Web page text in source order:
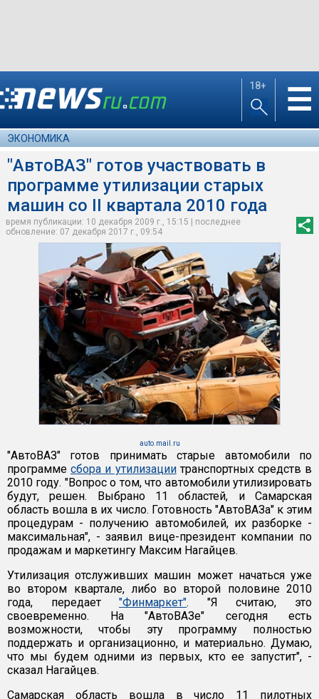
18+ ☰
ЭКОНОМИКА
"АвтоВАЗ" готов участвовать в
программе утилизации старых
машин со II квартала 2010 года
время публикации: 10 декабря 2009 г., 15:15 | последнее
обновление: 07 декабря 2017 г., 09:54
auto.mail.ru
"АвтоВАЗ" готов принимать старые автомобили по
программесбора и утилизациитранспортных средств в
2010 году. "Вопрос о том, что автомобили утилизировать
будут, решен. Выбрано 11 областей, и Самарская
область вошла в их число. Готовность "АвтоВАЗа" к этим
процедурам - получению автомобилей, их разборке -
максимальная", - заявил вице-президент компании по
продажам и маркетингу Максим Нагайцев.
Утилизация отслуживших машин может начаться уже
во втором квартале, либо во второй половине 2010
года, передает"Финмаркет". "Я считаю, это
своевременно. На "АвтоВАЗе" сегодня есть
возможности, чтобы эту программу полностью
поддержать и организационно, и материально. Думаю,
что мы будем одними из первых, кто ее запустит", -
сказал Нагайцев.
Самарская область вошла в число 11 пилотных